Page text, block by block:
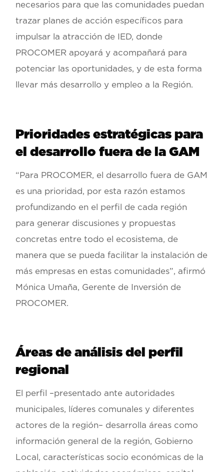
necesarios para que las comunidades puedan
trazar planes de acción específicos para
impulsar la atracción de IED, donde
PROCOMER apoyará y acompañará para
potenciar las oportunidades, y de esta forma
llevar más desarrollo y empleo a la Región.
Prioridades estratégicas para
el desarrollo fuera de la GAM
“Para PROCOMER, el desarrollo fuera de GAM
es una prioridad, por esta razón estamos
profundizando en el perfil de cada región
para generar discusiones y propuestas
concretas entre todo el ecosistema, de
manera que se pueda facilitar la instalación de
más empresas en estas comunidades”, afirmó
Mónica Umaña, Gerente de Inversión de
PROCOMER.
Áreas de análisis del perfil
regional
El perfil –presentado ante autoridades
municipales, líderes comunales y diferentes
actores de la región– desarrolla áreas como
información general de la región, Gobierno
Local, características socio económicas de la